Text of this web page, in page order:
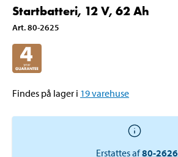
Startbatteri, 12 V, 62 Ah
Art.80-2625
Findes på lager i 19varehuse
Erstattes af80-2626